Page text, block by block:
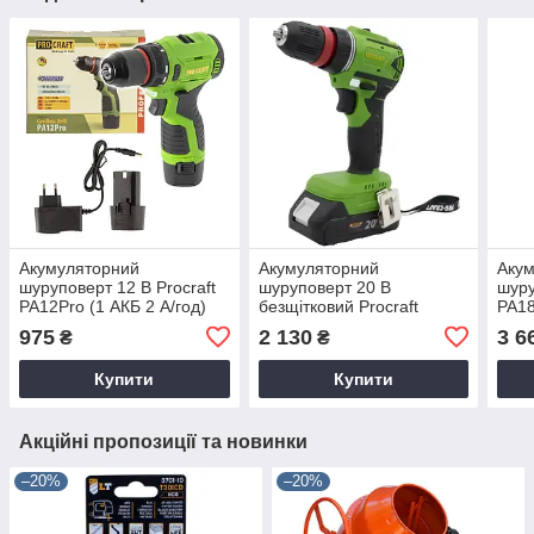
Акумуляторний
шуруповерт 12 В Procraft
PA12Pro (1 АКБ 2 А/год)
975 ₴
Купити
Акумуляторний
шуруповерт 20 В
безщітковий Procraft
АКБ, 2 А/год)
2 130₴
Купити
3
Акційні пропозиції та новинки
–20% –20%